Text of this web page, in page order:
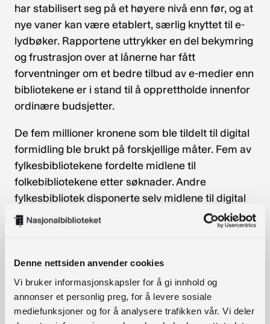
Denne nettsiden anvender cookies
Vi bruker informasjonskapsler for å gi innhold og
annonser et personlig preg, for å levere sosiale
mediefunksjoner og for å analysere trafikken vår. Vi deler
har stabilisert seg på et høyere nivå enn før, og at
nye vaner kan være etablert, særlig knyttet til e-
lydbøker. Rapportene uttrykker en del bekymring
og frustrasjon over at lånerne har fått
forventninger om et bedre tilbud av e-medier enn
bibliotekene er i stand til å opprettholde innenfor
ordinære budsjetter.
De fem millioner kronene som ble tildelt til digital
formidling ble brukt på forskjellige måter. Fem av
fylkesbibliotekene fordelte midlene til
folkebibliotekene etter søknader. Andre
fylkesbibliotek disponerte selv midlene til digital
formidling og sørget for digitale produksjoner, i
arbeidsgrupper eller annet samarbeid med
bruken av midlene gjennom møter,
spørreundersøkelser eller e-post.
Rapportene hevder at midlene har gitt verdifull